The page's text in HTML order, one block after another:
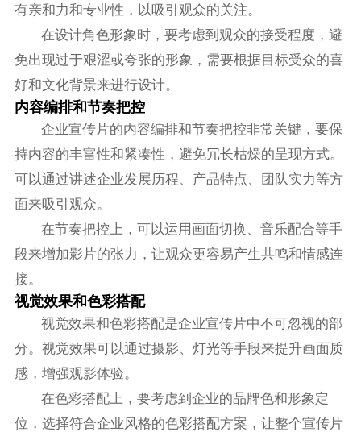
有亲和力和专业性，以吸引观众的关注。
在设计角色形象时，要考虑到观众的接受程度，避
免出现过于艰涩或夸张的形象，需要根据目标受众的喜
好和文化背景来进行设计。
内容编排和节奏把控
企业宣传片的内容编排和节奏把控非常关键，要保
持内容的丰富性和紧凑性，避免冗长枯燥的呈现方式。
可以通过讲述企业发展历程、产品特点、团队实力等方
面来吸引观众。
在节奏把控上，可以运用画面切换、音乐配合等手
段来增加影片的张力，让观众更容易产生共鸣和情感连
接。
视觉效果和色彩搭配
视觉效果和色彩搭配是企业宣传片中不可忽视的部
分。视觉效果可以通过摄影、灯光等手段来提升画面质
感，增强观影体验。
在色彩搭配上，要考虑到企业的品牌色和形象定
位，选择符合企业风格的色彩搭配方案，让整个宣传片